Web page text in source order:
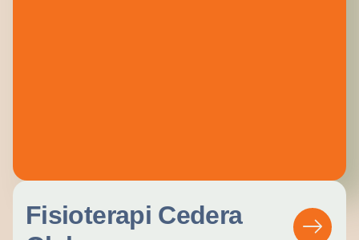
Fisioterapi Cedera